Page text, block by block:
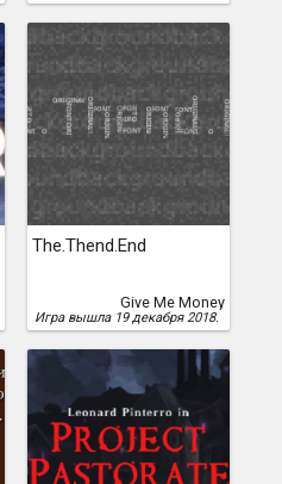
The.Thend.End
Give Me Money
Игра вышла 19 декабря 2018.